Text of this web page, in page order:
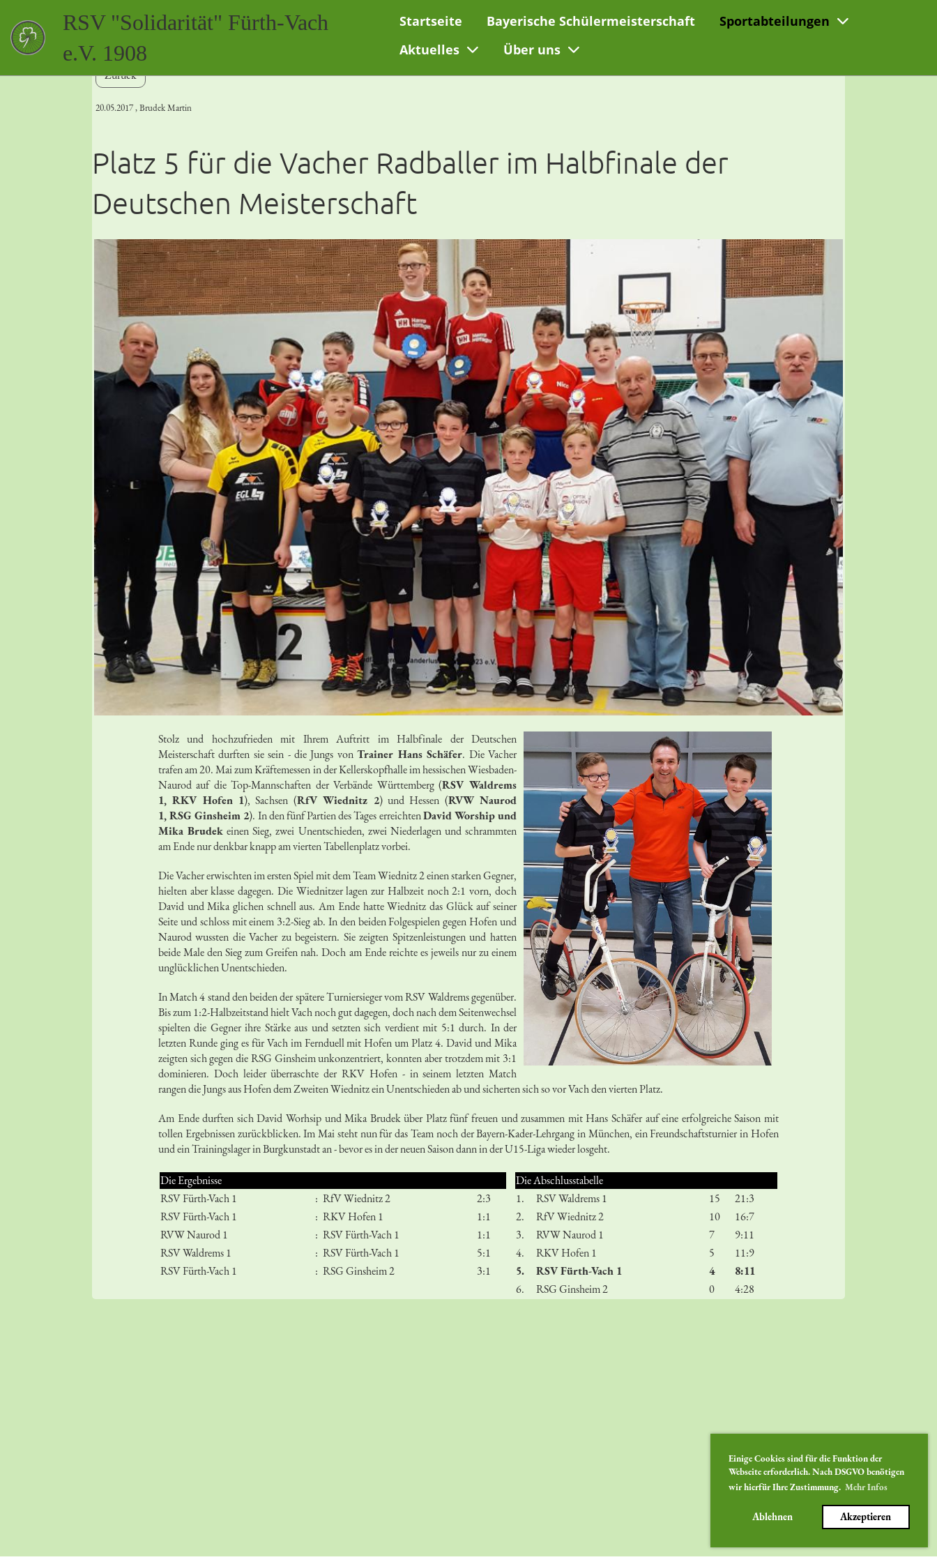
Einige Cookies sind für die Funktion der
Webseite erforderlich. Nach DSGVO benötigen
wir hierfür Ihre Zustimmung. Mehr Infos
Ablehnen Akzeptieren
Startseite Bayerische Schülermeisterschaft
Sportabteilungen
Aktuelles
Über uns
RSV "Solidarität" Fürth-Vach
e.V. 1908
Zurück
20.05.2017, Brudek Martin
Platz 5 für die Vacher Radballer im Halbfinale der
Deutschen Meisterschaft
Stolz und hochzufrieden mit Ihrem Auftritt im Halbfinale der Deutschen
Meisterschaft durften sie sein - die Jungs vonTrainer Hans Schäfer. Die Vacher
trafen am 20. Mai zum Kräftemessen in der Kellerskopfhalle im hessischen Wiesbaden-
Naurod auf die Top-Mannschaften der Verbände Württemberg (RSV Waldrems
1, RKV Hofen 1), Sachsen (RfV Wiednitz 2) und Hessen (RVW Naurod
1, RSG Ginsheim 2). In den fünf Partien des Tages erreichtenDavid Worship und
Mika Brudek einen Sieg, zwei Unentschieden, zwei Niederlagen und schrammten
am Ende nur denkbar knapp am vierten Tabellenplatz vorbei.
Die Vacher erwischten im ersten Spiel mit dem Team Wiednitz 2 einen starken Gegner,
hielten aber klasse dagegen. Die Wiednitzer lagen zur Halbzeit noch 2:1 vorn, doch
David und Mika glichen schnell aus. Am Ende hatte Wiednitz das Glück auf seiner
Seite und schloss mit einem 3:2-Sieg ab. In den beiden Folgespielen gegen Hofen und
Naurod wussten die Vacher zu begeistern. Sie zeigten Spitzenleistungen und hatten
beide Male den Sieg zum Greifen nah. Doch am Ende reichte es jeweils nur zu einem
unglücklichen Unentschieden.
In Match 4 stand den beiden der spätere Turniersieger vom RSV Waldrems gegenüber.
Bis zum 1:2-Halbzeitstand hielt Vach noch gut dagegen, doch nach dem Seitenwechsel
spielten die Gegner ihre Stärke aus und setzten sich verdient mit 5:1 durch. In der
letzten Runde ging es für Vach im Fernduell mit Hofen um Platz 4. David und Mika
zeigten sich gegen die RSG Ginsheim unkonzentriert, konnten aber trotzdem mit 3:1
dominieren. Doch leider überraschte der RKV Hofen - in seinem letzten Match
rangen die Jungs aus Hofen dem Zweiten Wiednitz ein Unentschieden ab und sicherten sich so vor Vach den vierten Platz.
Am Ende durften sich David Worhsip und Mika Brudek über Platz fünf freuen und zusammen mit Hans Schäfer auf eine erfolgreiche Saison mit
tollen Ergebnissen zurückblicken. Im Mai steht nun für das Team noch der Bayern-Kader-Lehrgang in München, ein Freundschaftsturnier in Hofen
und ein Trainingslager in Burgkunstadt an - bevor es in der neuen Saison dann in der U15-Liga wieder losgeht.
Die Ergebnisse
Die Abschlusstabelle
RSV Fürth-Vach 1
: RfV Wiednitz 2 2:3 1. RSV Waldrems 1 15
21:3
RSV Fürth-Vach 1
: RKV Hofen 1 1:1 2. RfV Wiednitz 2 10
16:7
RVW Naurod 1
: RSV Fürth-Vach 1 1:1 3. RVW Naurod 1 7
9:11
RSV Waldrems 1
: RSV Fürth-Vach 1 5:1 4. RKV Hofen 1 5
11:9
RSV Fürth-Vach 1
: RSG Ginsheim 2 3:1 5. RSV Fürth-Vach 1 4
8:11
6.
RSG Ginsheim 2 0 4:28